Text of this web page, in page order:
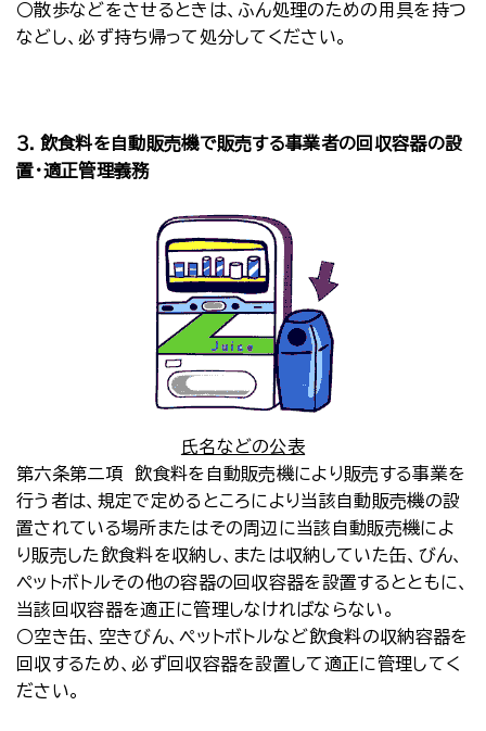
○散歩などをさせるときは、ふん処理のための用具を持つ
などし、必ず持ち帰って処分してください。
３．飲食料を自動販売機で販売する事業者の回収容器の設
置・適正管理義務
氏名などの公表
第六条第二項 飲食料を自動販売機により販売する事業を
行う者は、規定で定めるところにより当該自動販売機の設
置されている場所またはその周辺に当該自動販売機によ
り販売した飲食料を収納し、または収納していた缶、びん、
ペットボトルその他の容器の回収容器を設置するとともに、
当該回収容器を適正に管理しなければならない。
○空き缶、空きびん、ペットボトルなど飲食料の収納容器を
回収するため、必ず回収容器を設置して適正に管理してく
ださい。